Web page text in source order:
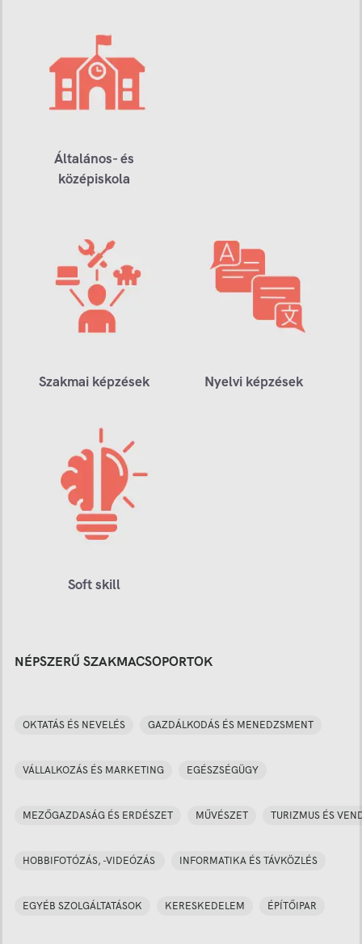
Általános- és
középiskola
Szakmai képzések Nyelvi képzések
Soft skill
NÉPSZERŰ SZAKMACSOPORTOK
OKTATÁS ÉS NEVELÉS GAZDÁLKODÁS ÉS MENEDZSMENT
VÁLLALKOZÁS ÉS MARKETING EGÉSZSÉGÜGY
MEZŐGAZDASÁG ÉS ERDÉSZET MŰVÉSZET TURIZMUS ÉS
HOBBIFOTÓZÁS, -VIDEÓZÁS INFORMATIKA ÉS TÁVKÖZLÉS
EGYÉB SZOLGÁLTATÁSOK KERESKEDELEM ÉPÍTŐIPAR